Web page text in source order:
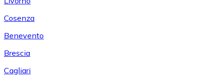
Cosenza
Benevento
Brescia
Cagliari